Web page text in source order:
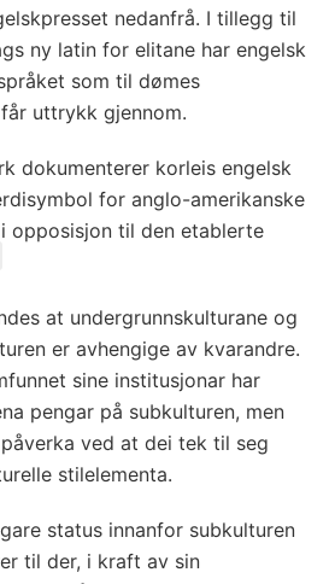
nedanfrå. I tillegg til
ny latin for elitane har engelsk
som til dømes
uttrykk gjennom.
dokumenterer korleis engelsk
for anglo-amerikanske
opposisjon til den etablerte
at undergrunnskulturane og
er avhengige av kvarandre.
sine institusjonar har
pengar på subkulturen, men
ved at dei tek til seg
stilelementa.
status innanfor subkulturen
til der, i kraft av sin